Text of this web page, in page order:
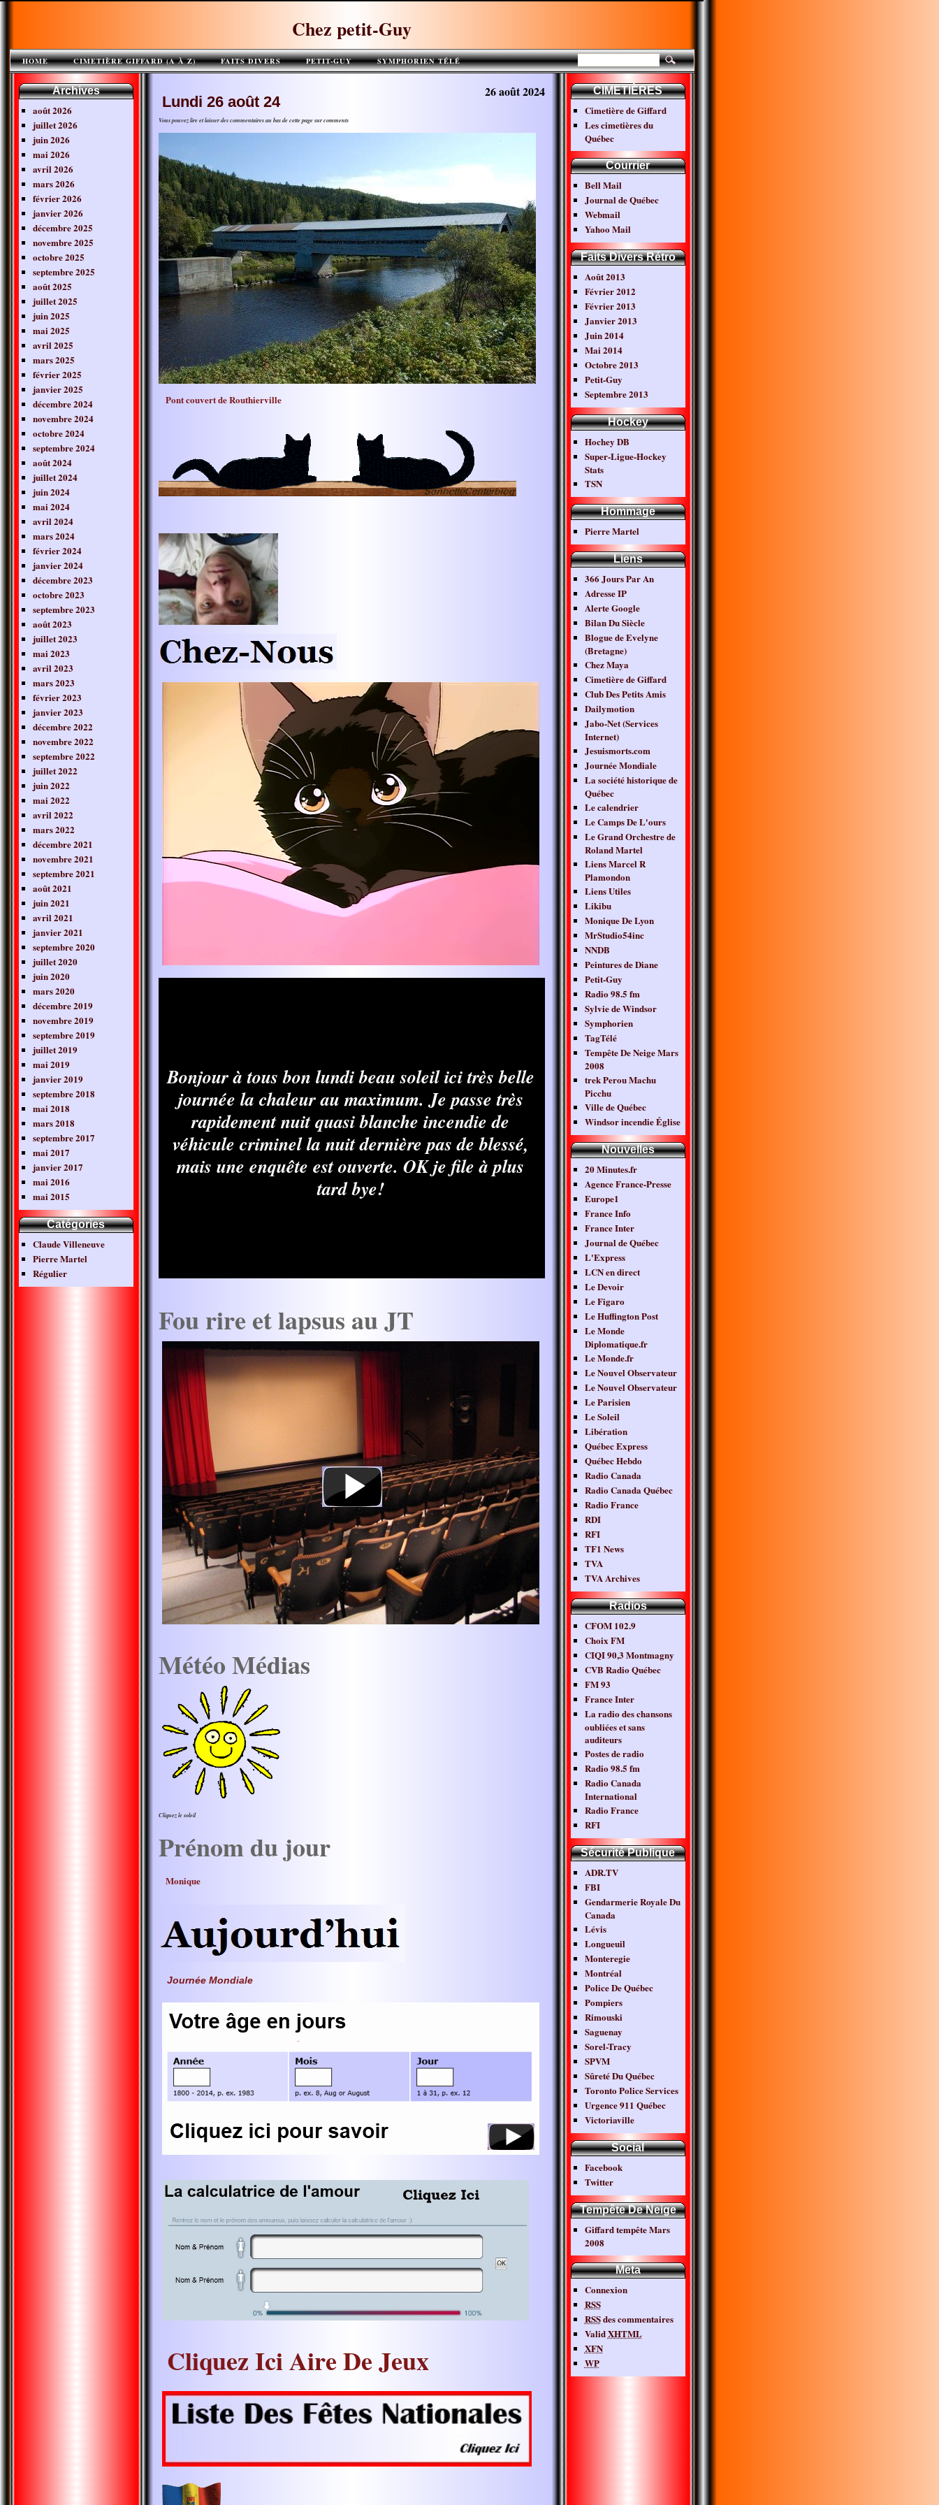
Chez petit-Guy
HOME CIMETIÈRE GIFFARD (A À Z) FAITS DIVERS PETIT-GUY SYMPHORIEN TÉLÉ
Archives
août 2026
juillet 2026
juin 2026
mai 2026
avril 2026
mars 2026
février 2026
janvier 2026
décembre 2025
novembre 2025
octobre 2025
septembre 2025
août 2025
juillet 2025
juin 2025
mai 2025
avril 2025
mars 2025
février 2025
janvier 2025
décembre 2024
novembre 2024
octobre 2024
septembre 2024
août 2024
juillet 2024
juin 2024
mai 2024
avril 2024
mars 2024
février 2024
janvier 2024
décembre 2023
octobre 2023
septembre 2023
août 2023
juillet 2023
mai 2023
avril 2023
mars 2023
février 2023
janvier 2023
décembre 2022
novembre 2022
septembre 2022
juillet 2022
juin 2022
mai 2022
avril 2022
mars 2022
décembre 2021
novembre 2021
septembre 2021
août 2021
juin 2021
avril 2021
janvier 2021
septembre 2020
juillet 2020
juin 2020
mars 2020
décembre 2019
novembre 2019
septembre 2019
juillet 2019
mai 2019
janvier 2019
septembre 2018
mai 2018
mars 2018
septembre 2017
mai 2017
janvier 2017
mai 2016
mai 2015
Catégories
Claude Villeneuve
Pierre Martel
Régulier
CIMETIÈRES
Cimetière de Giffard
Les cimetières du
Québec
Courrier
Bell Mail
Journal de Québec
Webmail
Yahoo Mail
Faits Divers Rétro
Août 2013
Février 2012
Février 2013
Janvier 2013
Juin 2014
Mai 2014
Octobre 2013
Petit-Guy
Septembre 2013
Hockey
Hochey DB
Super-Ligue-Hockey
Stats
TSN
Hommage
Pierre Martel
Liens
366 Jours Par An
Adresse IP
Alerte Google
Bilan Du Siècle
Blogue de Evelyne
(Bretagne)
Chez Maya
Cimetière de Giffard
Club Des Petits Amis
Dailymotion
Jabo-Net (Services
Internet)
Jesuismorts.com
Journée Mondiale
La société historique de
Québec
Le calendrier
Le Camps De L'ours
Le Grand Orchestre de
Roland Martel
Liens Marcel R
Plamondon
Liens Utiles
Likibu
Monique De Lyon
MrStudio54inc
NNDB
Peintures de Diane
Petit-Guy
Radio 98.5 fm
Sylvie de Windsor
Symphorien
TagTélé
Tempête De Neige Mars
2008
trek Perou Machu
Picchu
Ville de Québec
Windsor incendie Église
Nouvelles
20 Minutes.fr
Agence France-Presse
Europe1
France Info
France Inter
Journal de Québec
L'Express
LCN en direct
Le Devoir
Le Figaro
Le Huffington Post
Le Monde
Diplomatique.fr
Le Monde.fr
Le Nouvel Observateur
Le Nouvel Observateur
Le Parisien
Le Soleil
Libération
Québec Express
Québec Hebdo
Radio Canada
Radio Canada Québec
Radio France
RDI
RFI
TF1 News
TVA
TVA Archives
Radios
CFOM 102.9
Choix FM
CIQI 90,3 Montmagny
CVB Radio Québec
FM 93
France Inter
La radio des chansons
oubliées et sans
auditeurs
Postes de radio
Radio 98.5 fm
Radio Canada
International
Radio France
RFI
Sécurité Publique
ADR.TV
FBI
Gendarmerie Royale Du
Canada
Lévis
Longueuil
Monteregie
Montréal
Police De Québec
Pompiers
Rimouski
Saguenay
Sorel-Tracy
SPVM
Sûreté Du Québec
Toronto Police Services
Urgence 911 Québec
Victoriaville
Social
Facebook
Twitter
Tempête De Neige
Giffard tempête Mars
2008
Meta
Connexion
RSS
RSSdes commentaires
ValidXHTML
XFN
WP
26 août 2024
Lundi 26 août 24
Vous pouvez lire et laisser des commentaires au bas de cette page sur comments
Pont couvert de Routhierville
Bonjourà tous bon lundi beau soleil ici très belle
journée la chaleur au maximum. Je passe très
rapidement nuit quasi blanche incendie de
véhicule criminel la nuit dernière pas de blessé,
mais une enquête est ouverte. OK je file à plus
tard bye!
Fou rire et lapsus au JT
Météo Médias
Cliquez le soleil
Prénom du jour
Monique
Journée Mondiale
Cliquez Ici Aire De Jeux